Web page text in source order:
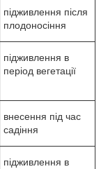
підживлення після
плодоносіння
підживлення в
період вегетації
внесення під час
садіння
підживлення в